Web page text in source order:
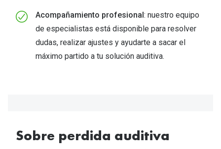
Acompañamiento profesional ​: nuestro equipo
de especialistas está disponible para resolver
dudas, realizar ajustes y ayudarte a sacar el
máximo partido a tu solución auditiva.
Sobre perdida auditiva​